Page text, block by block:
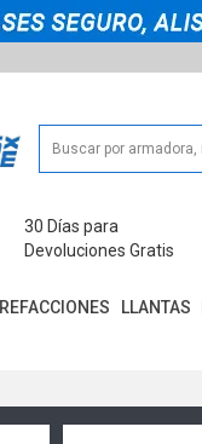
30 Días para
Devoluciones Gratis
REFACCIONES LLANTAS